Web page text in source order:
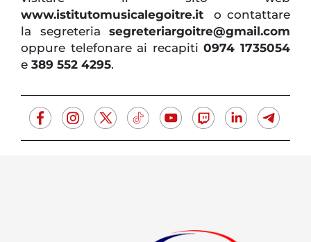
www.istitutomusicalegoitre.it o contattare
la segreteria segreteriargoitre@gmail.com
oppure telefonare ai recapiti 0974 1735054
e 389 552 4295.